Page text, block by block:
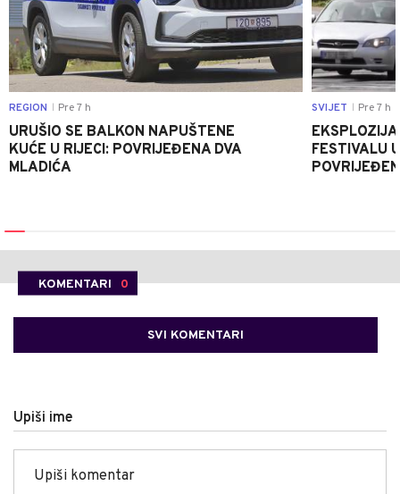
REGION Pre 7 h
URUŠIO SE BALKON NAPUŠTENE
KUĆE U RIJECI: POVRIJEĐENA DVA
MLADIĆA
SVIJET Pre 7 h
FESTIVALU
KOMENTARI 0
SVI KOMENTARI
Upiši ime